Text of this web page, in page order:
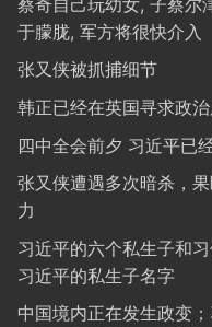
于朦胧, 军方将很快介入
张又侠被抓捕细节
韩正已经在英国寻求政
四中全会前夕 习近平已
张又侠遭遇多次暗杀，
力
习近平的六个私生子和
习近平的私生子名字
中国境内正在发生政变